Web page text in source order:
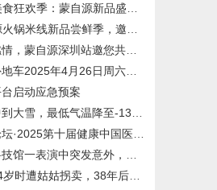
欢季：蒙自源新品盛宴邀您品尝
米线新品尝鲜季，邀您共享味蕾盛宴！
蒙自源深圳站邀您共赴美食盛宴！
车2025年4月26日周六限行吗
启动应急预案
低气温降至-13℃，济南今冬的第一场雪，或跟去年同一时间！
第十届健康中国医药连锁发展论坛在泰州举办
一表演中突发意外，机器人从高处坠落摔毁
拐卖，38年后终回家认亲！聋哑父母苦寻多年，母亲已抱憾离世丨红星寻人